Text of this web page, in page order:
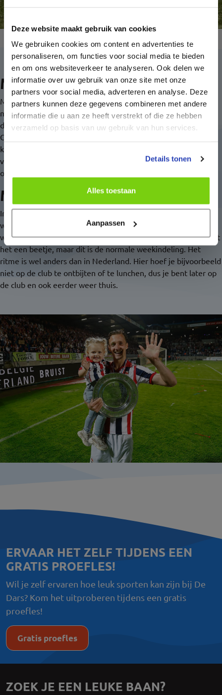
Deze website maakt gebruik van cookies
We gebruiken cookies om content en advertenties te
personaliseren, om functies voor social media te bieden
en om ons websiteverkeer te analyseren. Ook delen we
informatie over uw gebruik van onze site met onze
partners voor social media, adverteren en analyse. Deze
partners kunnen deze gegevens combineren met andere
informatie die u aan ze heeft verstrekt of die ze hebben
verzameld op basis van uw gebruik van hun services.
Details tonen
Alles toestaan
Aanpassen
Mijn sportdoelen
Mijn buitenlandse droomavontuur wilde ik altijd al een keer
meemaken, en dat is dit jaar gelukt. Op korte termijn hoop ik
dat we met de club hier in Spanje wat stijgen op de ranglijst.
Op lange termijn kijk ik nu gewoon per jaar. Op jonge leeftijd
kijk je verder vooruit, maar nu ik wat ouder ben, luister ik
vooral naar hoe mijn lichaam zich houdt en kijk ik elk jaar
opnieuw. Mijn gezin is daarbij ook belangrijk geworden.
Mijn trainingen
In Spanje train ik meestal vijf dagen in de week: maandag,
woensdag, donderdag, vrijdag en zaterdag. Op zondag spelen
we een wedstrijd en dinsdag zijn we meestal vrij. Soms wisselt
het een beetje, maar dit is de normale weekindeling. Het
ritme is wel anders dan in Nederland. Hier hoef je bijvoorbeeld
niet op de club te ontbijten of te lunchen, dus je bent later op
de club en ook eerder weer thuis.
ERVAAR HET ZELF TIJDENS EEN
GRATIS PROEFLES!
Wil je zelf ervaren hoe leuk sporten kan zijn bij De
Dars? Kom het uitproberen tijdens een gratis
proefles!
Gratis proefles
ZOEK JE EEN LEUKE BAAN?